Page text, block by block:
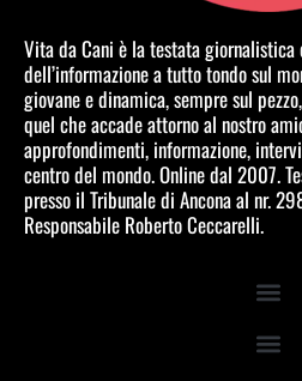
Vita da Cani è la testata
dell’informazione a tutto tondo sul
giovane e dinamica, sempre sul
quel che accade attorno al nostro
approfondimenti, informazione,
centro del mondo. Online dal 2007.
presso il Tribunale di Ancona al nr.
Responsabile Roberto Ceccarelli.